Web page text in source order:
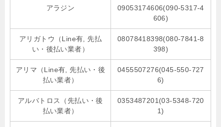
アラジン
09053174606(090-5317-4
606)
アリガトウ（Line有, 先払
い・後払い業者）
08078418398(080-7841-8
398)
アリマ（Line有, 先払い・後
払い業者）
0455507276(045-550-727
6)
アルバトロス（先払い・後
払い業者）
0353487201(03-5348-720
1)